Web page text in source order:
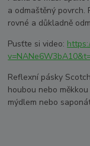
a odmaštěný povrch.
rovné a důkladně
Pusťte si video:
Reflexní pásky
houbou nebo
mýdlem nebo